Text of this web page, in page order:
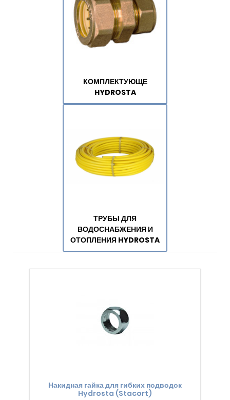
КОМПЛЕКТУЮЩЕ
HYDROSTA
ТРУБЫ ДЛЯ
ВОДОСНАБЖЕНИЯ И
ОТОПЛЕНИЯ HYDROSTA
Накидная гайка для гибких подводок
Hydrosta (Stacort)